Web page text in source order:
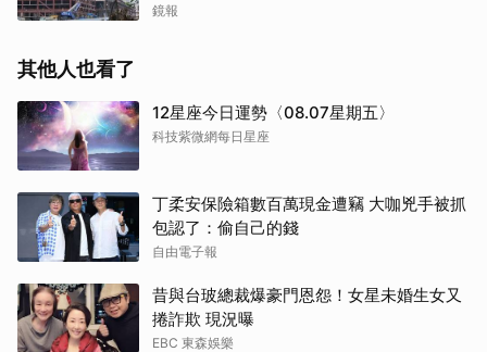
鏡報
其他人也看了
12星座今日運勢〈08.07星期五〉
科技紫微網每日星座
丁柔安保險箱數百萬現金遭竊 大咖兇手被抓
包認了：偷自己的錢
自由電子報
昔與台玻總裁爆豪門恩怨！女星未婚生女又
捲詐欺 現況曝
EBC 東森娛樂